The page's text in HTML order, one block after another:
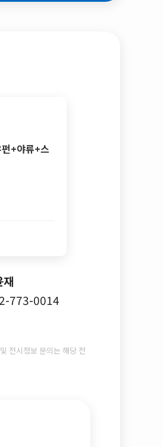
+야류+스
재
773-0014
전시정보 문의는 해당 전